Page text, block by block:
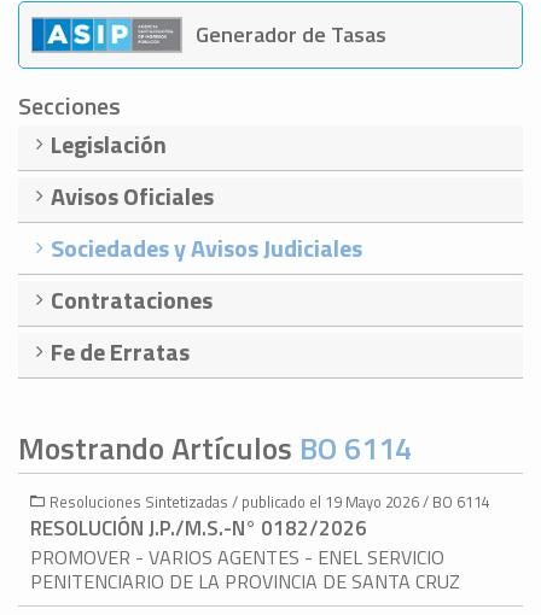
Generador de Tasas
Secciones
Legislación
Avisos Oficiales
Sociedades y Avisos Judiciales
Contrataciones
Fe de Erratas
Mostrando Artículos BO 6114
Resoluciones Sintetizadas / publicado el 19 Mayo 2026 / BO 6114
RESOLUCIÓN J.P./M.S.-N° 0182/2026
PROMOVER - VARIOS AGENTES - ENEL SERVICIO
PENITENCIARIO DE LA PROVINCIA DE SANTA CRUZ